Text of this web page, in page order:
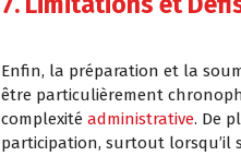
Enfin, la préparation et la
être particulièrement
complexité administrative. De
participation, surtout lorsqu’il